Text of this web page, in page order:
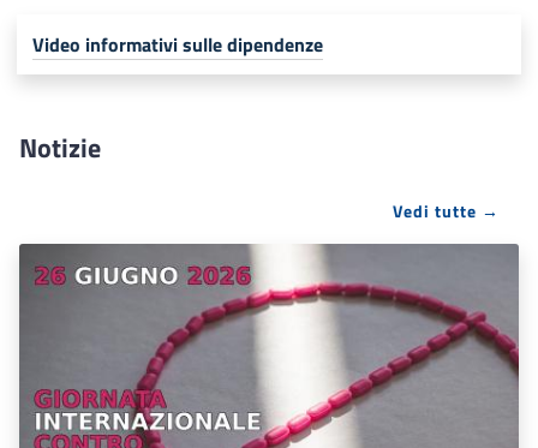
Video informativi sulle dipendenze
Notizie
Vedi tutte →